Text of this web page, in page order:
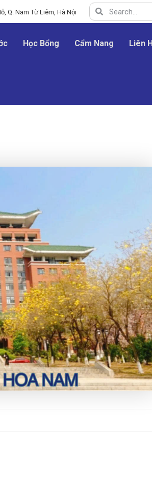
Q. Nam Từ Liêm, Hà Nội
Học Bổng Cẩm Nang Liên